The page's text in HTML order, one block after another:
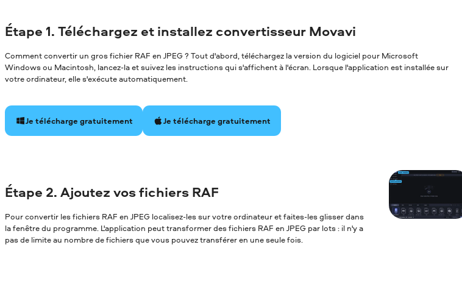
Étape 1. Téléchargez et installez convertisseur Movavi
Comment convertir un gros fichier RAF en JPEG ? Tout d'abord, téléchargez la version du logiciel pour Microsoft
Windows ou Macintosh, lancez-la et suivez les instructions qui s'affichent à l'écran. Lorsque l'application est installée sur
votre ordinateur, elle s'exécute automatiquement.
Je télécharge gratuitement Je télécharge gratuitement
Étape 2. Ajoutez vos fichiers RAF
Pour convertir les fichiers RAF en JPEG localisez-les sur votre ordinateur et faites-les glisser dans
la fenêtre du programme. L'application peut transformer des fichiers RAF en JPEG par lots : il n'y a
pas de limite au nombre de fichiers que vous pouvez transférer en une seule fois.